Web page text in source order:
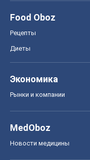
Food Oboz
Рецепты
Диеты
Экономика
Рынки и компании
MedOboz
Новости медицины